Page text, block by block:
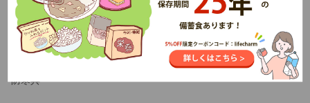
懐中電灯
携帯ラジオ
歯ブラシ／歯磨き粉
レジャーシート
防寒具